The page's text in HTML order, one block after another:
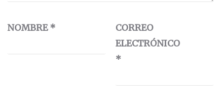
NOMBRE*
CORREO
ELECTRÓNICO
*